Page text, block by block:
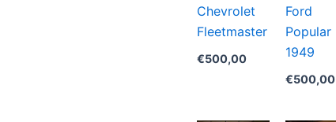
hoog
Chevrolet
Fleetmaster
€500,00
Ford
Popular
1949
€500,00